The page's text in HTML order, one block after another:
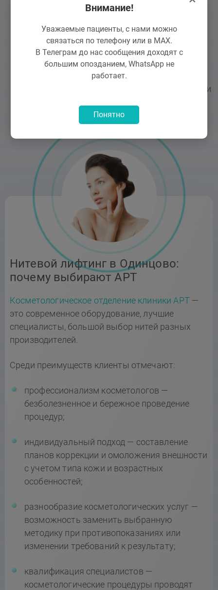
Внимание!
Уважаемые пациенты, с нами можно
связаться по телефону или в MAX.
В Телеграм до нас сообщения доходят с
большим опозданием, WhatsApp не
работает.
Понятно
После 50 лет нитевой лифтинг лица
рекомендовано делать нерассасывающимися
нитями, а после 65 рассмотреть другие
косметологические процедуры для сохранности
Нитевой лифтинг в Одинцово:
почему выбирают АРТ
Косметологическое отделение клиники АРТ—
это современное оборудование, лучшие
специалисты, большой выбор нитей разных
производителей.
Среди преимуществ клиенты отмечают:
профессионализм косметологов —
безболезненное и бережное проведение
процедур;
индивидуальный подход — составление
планов коррекции и омоложения внешности
с учетом типа кожи и возрастных
особенностей;
разнообразие косметологических услуг —
возможность заменить выбранную
методику при противопоказаниях или
изменении требований к результату;
квалификация специалистов —
косметологические процедуры проводят